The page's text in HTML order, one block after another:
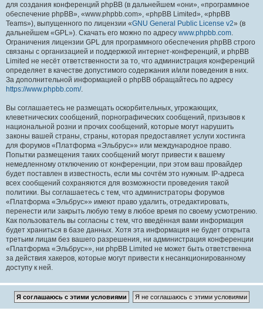
для создания конференций phpBB (в дальнейшем «они», «программное
обеспечение phpBB», «www.phpbb.com», «phpBB Limited», «phpBB
Teams»), выпущенного по лицензии «GNU General Public License v2» (в
дальнейшем «GPL»). Скачать его можно по адресу www.phpbb.com.
Ограничения лицензии GPL для программного обеспечения phpBB строго
связаны с организацией и поддержкой интернет-конференций, и phpBB
Limited не несёт ответственности за то, что администрация конференций
определяет в качестве допустимого содержания и/или поведения в них.
За дополнительной информацией о phpBB обращайтесь по адресу
https://www.phpbb.com/.
Вы соглашаетесь не размещать оскорбительных, угрожающих,
клеветнических сообщений, порнографических сообщений, призывов к
национальной розни и прочих сообщений, которые могут нарушить
законы вашей страны, страны, которая предоставляет услуги хостинга
для форумов «Платформа «Эльбрус»» или международное право.
Попытки размещения таких сообщений могут привести к вашему
немедленному отключению от конференции, при этом ваш провайдер
будет поставлен в известность, если мы сочтём это нужным. IP-адреса
всех сообщений сохраняются для возможности проведения такой
политики. Вы соглашаетесь с тем, что администраторы форумов
«Платформа «Эльбрус»» имеют право удалить, отредактировать,
перенести или закрыть любую тему в любое время по своему усмотрению.
Как пользователь вы согласны с тем, что введённая вами информация
будет храниться в базе данных. Хотя эта информация не будет открыта
третьим лицам без вашего разрешения, ни администрация конференции
«Платформа «Эльбрус»», ни phpBB Limited не может быть ответственна
за действия хакеров, которые могут привести к несанкционированному
доступу к ней.